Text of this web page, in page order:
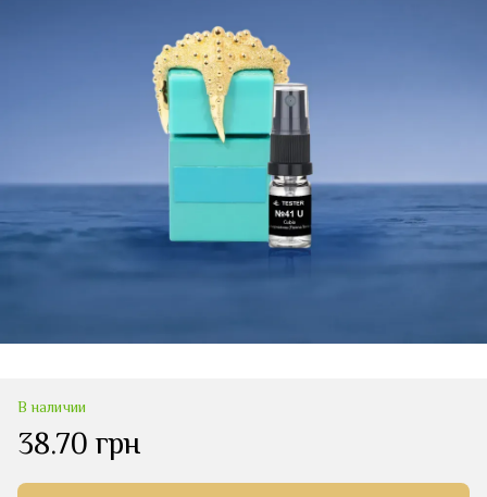
В наличии
38.70 грн